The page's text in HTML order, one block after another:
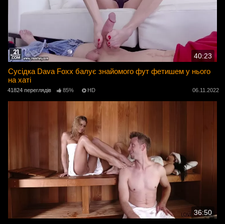
40:23
Сусідка Dava Foxx балує знайомого фут фетишем у нього
на хаті
41824 переглядів 85% HD 06.11.2022
36:50